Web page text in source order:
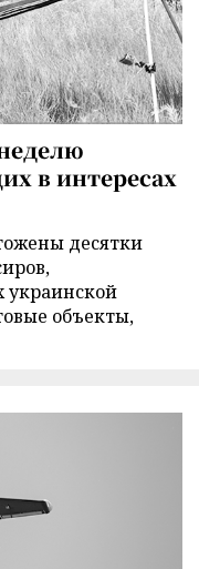
в интересах
десятки
украинской
объекты,